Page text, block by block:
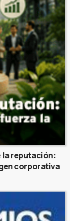
la reputación:
corporativa